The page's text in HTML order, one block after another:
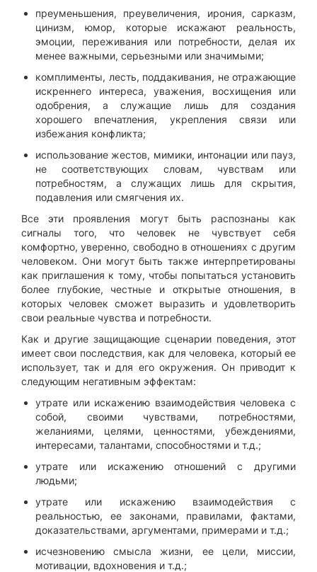
преуменьшения, преувеличения, ирония, сарказм,
цинизм, юмор, которые искажают реальность,
эмоции, переживания или потребности, делая их
менее важными, серьезными или значимыми;
комплименты, лесть, поддакивания, не отражающие
искреннего интереса, уважения, восхищения или
одобрения, а служащие лишь для создания
хорошего впечатления, укрепления связи или
избежания конфликта;
использование жестов, мимики, интонации или пауз,
не соответствующих словам, чувствам или
потребностям, а служащих лишь для скрытия,
подавления или смягчения их.
Все эти проявления могут быть распознаны как
сигналы того, что человек не чувствует себя
комфортно, уверенно, свободно в отношениях с другим
человеком. Они могут быть также интерпретированы
как приглашения к тому, чтобы попытаться установить
более глубокие, честные и открытые отношения, в
которых человек сможет выразить и удовлетворить
свои реальные чувства и потребности.
Как и другие защищающие сценарии поведения, этот
имеет свои последствия, как для человека, который ее
использует, так и для его окружения. Он приводит к
следующим негативным эффектам:
утрате или искажению взаимодействия человека с
собой, своими чувствами, потребностями,
желаниями, целями, ценностями, убеждениями,
интересами, талантами, способностями и т.д.;
утрате или искажению отношений с другими
людьми;
утрате или искажению взаимодействия с
реальностью, ее законами, правилами, фактами,
доказательствами, аргументами, примерами и т.д.;
исчезновению смысла жизни, ее цели, миссии,
мотивации, вдохновения и т.д.;